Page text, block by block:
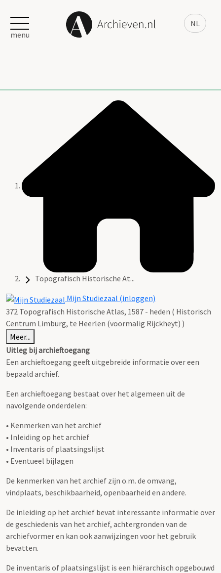
NL
menu
Topografisch Historische At...
Mijn Studiezaal (inloggen)
372 Topografisch Historische Atlas, 1587 - heden ( Historisch
Centrum Limburg, te Heerlen (voormalig Rijckheyt) )
Meer...
Uitleg bij archieftoegang
Een archieftoegang geeft uitgebreide informatie over een
bepaald archief.
Een archieftoegang bestaat over het algemeen uit de
navolgende onderdelen:
• Kenmerken van het archief
• Inleiding op het archief
• Inventaris of plaatsingslijst
• Eventueel bijlagen
De kenmerken van het archief zijn o.m. de omvang,
vindplaats, beschikbaarheid, openbaarheid en andere.
De inleiding op het archief bevat interessante informatie over
de geschiedenis van het archief, achtergronden van de
archiefvormer en kan ook aanwijzingen voor het gebruik
bevatten.
De inventaris of plaatsingslijst is een hiërarchisch opgebouwd